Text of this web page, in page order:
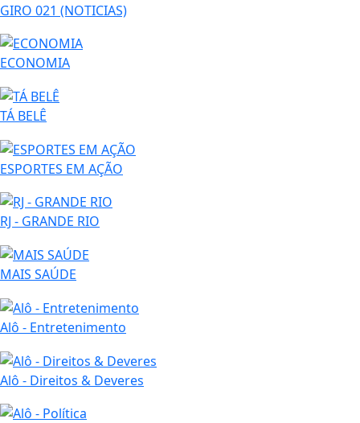
GIRO 021 (NOTICIAS)
ECONOMIA
TÁ BELÊ
ESPORTES EM AÇÃO
RJ - GRANDE RIO
MAIS SAÚDE
Alô - Entretenimento
Alô - Direitos & Deveres